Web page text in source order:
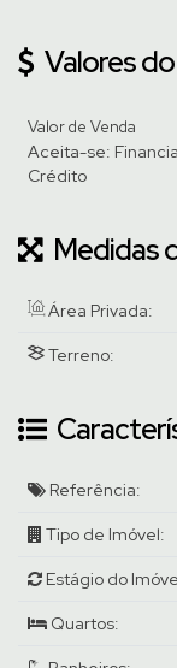
Valores
Valor de Venda
Aceita-se:
Crédito
Medidas
Área Privada:
Terreno:
Referência:
Tipo de Imóvel:
Estágio do
Quartos: